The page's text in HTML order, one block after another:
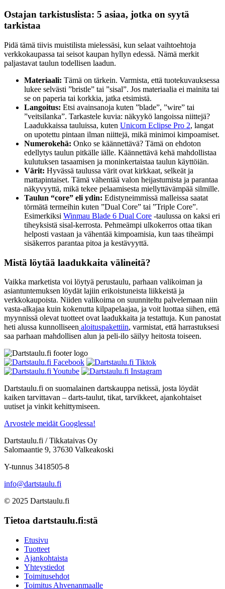
Ostajan tarkistuslista: 5 asiaa, jotka on syytä
tarkistaa
Pidä tämä tiivis muistilista mielessäsi, kun selaat vaihtoehtoja
verkkokaupassa tai seisot kaupan hyllyn edessä. Nämä merkit
paljastavat taulun todellisen laadun.
Materiaali: Tämä on tärkein. Varmista, että tuotekuvauksessa
lukee selvästi ”bristle” tai ”sisal”. Jos materiaalia ei mainita tai
se on paperia tai korkkia, jatka etsimistä.
Langoitus: Etsi avainsanoja kuten ”blade”, ”wire” tai
”veitsilanka”. Tarkastele kuvia: näkyykö langoissa niittejä?
Laadukkaissa tauluissa, kuten Unicorn Eclipse Pro 2, langat
on upotettu pintaan ilman niittejä, mikä minimoi kimpoamiset.
Numerokehä: Onko se käännettävä? Tämä on ehdoton
edellytys taulun pitkälle iälle. Käännettävä kehä mahdollistaa
kulutuksen tasaamisen ja moninkertaistaa taulun käyttöiän.
Värit: Hyvässä taulussa värit ovat kirkkaat, selkeät ja
mattapintaiset. Tämä vähentää valon heijastumista ja parantaa
näkyvyyttä, mikä tekee pelaamisesta miellyttävämpää silmille.
Taulun “core” eli ydin: Edistyneimmissä malleissa saatat
törmätä termeihin kuten ”Dual Core” tai ”Triple Core”.
Esimerkiksi Winmau Blade 6 Dual Core -taulussa on kaksi eri
tiheyksistä sisal-kerrosta. Pehmeämpi ulkokerros ottaa tikan
helposti vastaan ja vähentää kimpoamisia, kun taas tiheämpi
sisäkerros parantaa pitoa ja kestävyyttä.
Mistä löytää laadukkaita välineitä?
Vaikka marketista voi löytyä perustaulu, parhaan valikoiman ja
asiantuntemuksen löydät lajiin erikoistuneista liikkeistä ja
verkkokaupoista. Niiden valikoima on suunniteltu palvelemaan niin
vasta-alkajaa kuin kokenutta kilpapelaajaa, ja voit luottaa siihen, että
myynnissä olevat tuotteet ovat laadukkaita ja testattuja. Kun panostat
heti alussa kunnolliseen aloituspakettiin, varmistat, että harrastuksesi
saa parhaan mahdollisen alun ja peli-ilo säilyy heitosta toiseen.
Dartstaulu.fi on suomalainen dartskauppa netissä, josta löydät
kaiken tarvittavan – darts-taulut, tikat, tarvikkeet, ajankohtaiset
uutiset ja vinkit kehittymiseen.
Arvostele meidät Googlessa!
Dartstaulu.fi / Tikkataivas Oy
Salomaantie 9, 37630 Valkeakoski
Y-tunnus 3418505-8
info@dartstaulu.fi
© 2025 Dartstaulu.fi
Tietoa dartstaulu.fi:stä
Etusivu
Tuotteet
Ajankohtaista
Yhteystiedot
Toimitusehdot
Toimitus Ahvenanmaalle